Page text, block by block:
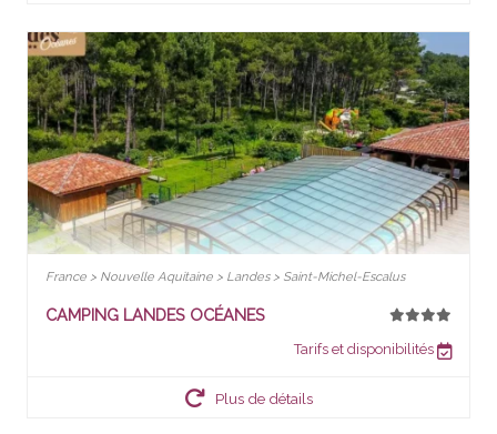
France > Nouvelle Aquitaine > Landes > Saint-Michel-Escalus
CAMPING LANDES OCÉANES
Tarifs et disponibilités
Plus de détails